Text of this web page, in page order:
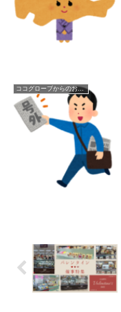
ココグローブからのお知らせ